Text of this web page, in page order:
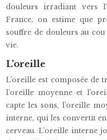
douleurs irradiant vers
France, on estime que
souffre de douleurs au
vie.
L’oreille
L’oreille est composée de
l’oreille moyenne et
capte les sons, l’oreille
interne, qui les convertit
cerveau. L’oreille interne